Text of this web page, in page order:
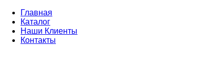
Главная
Каталог
Наши Клиенты
Контакты